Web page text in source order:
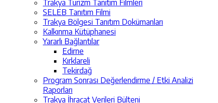
Trakya Turizm Tanıtım Filmleri
SELEB Tanıtım Filmi
Trakya Bölgesi Tanıtım Dokümanları
Kalkınma Kütüphanesi
Yararlı Bağlantılar
Edirne
Kırklareli
Tekirdağ
Program Sonrası Değerlendirme / Etki Analizi
Raporları
Trakya İhracat Verileri Bülteni